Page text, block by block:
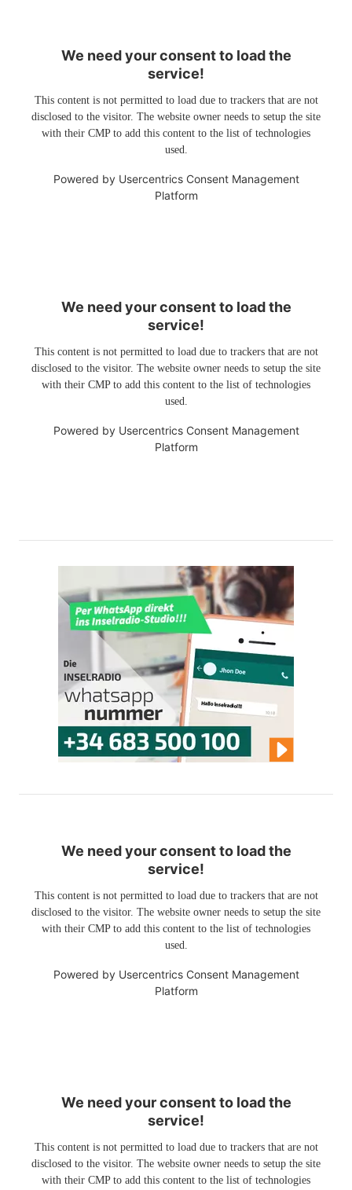
We need your consent to load the
service!
This content is not permitted to load due to trackers that are not
disclosed to the visitor. The website owner needs to setup the site
with their CMP to add this content to the list of technologies
used.
Powered by Usercentrics Consent Management
Platform
We need your consent to load the
service!
This content is not permitted to load due to trackers that are not
disclosed to the visitor. The website owner needs to setup the site
with their CMP to add this content to the list of technologies
used.
Powered by Usercentrics Consent Management
Platform
We need your consent to load the
service!
This content is not permitted to load due to trackers that are not
disclosed to the visitor. The website owner needs to setup the site
with their CMP to add this content to the list of technologies
used.
Powered by Usercentrics Consent Management
Platform
We need your consent to load the
service!
This content is not permitted to load due to trackers that are not
disclosed to the visitor. The website owner needs to setup the site
with their CMP to add this content to the list of technologies